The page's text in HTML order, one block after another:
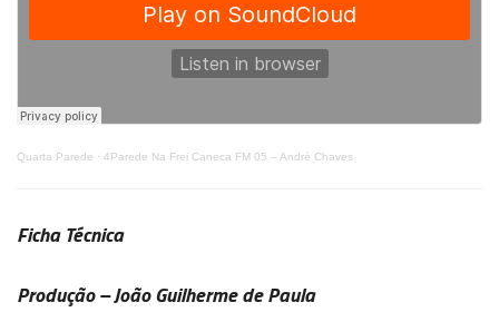
Quarta Parede · 4Parede Na Frei Caneca FM 05 – André Chaves
Ficha Técnica
Produção – João Guilherme de Paula